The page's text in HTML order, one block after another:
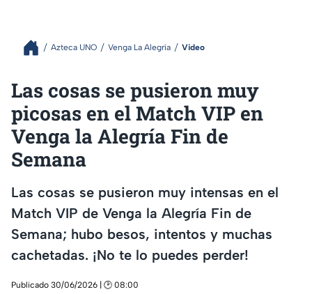
Azteca UNO Venga La Alegría Video
Las cosas se pusieron muy
picosas en el Match VIP en
Venga la Alegría Fin de
Semana
Las cosas se pusieron muy intensas en el
Match VIP de Venga la Alegría Fin de
Semana; hubo besos, intentos y muchas
cachetadas. ¡No te lo puedes perder!
Publicado 30/06/2026 | 🕑 08:00